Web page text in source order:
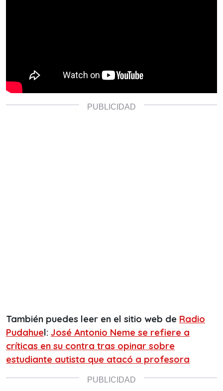
También puedes leer en el sitio web de Radio
Pudahuel: José Antonio Neme se refiere a
críticas en su contra tras opinar sobre
estudiante autista que atacó a profesora